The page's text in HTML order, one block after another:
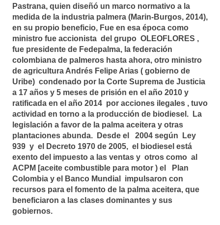
Pastrana, quien diseñó un marco normativo a la
medida de la industria palmera (Marin-Burgos, 2014),
en su propio beneficio, Fue en esa época como
ministro fue accionista del grupo OLEOFLORES ,
fue presidente de Fedepalma, la federación
colombiana de palmeros hasta ahora, otro ministro
de agricultura Andrés Felipe Arias ( gobierno de
Uribe) condenado por la Corte Suprema de Justicia
a 17 años y 5 meses de prisión en el año 2010 y
ratificada en el año 2014 por acciones ilegales , tuvo
actividad en torno a la producción de biodiesel. La
legislación a favor de la palma aceitera y otras
plantaciones abunda. Desde el 2004 según Ley
939 y el Decreto 1970 de 2005, el biodiesel está
exento del impuesto a las ventas y otros como al
ACPM [aceite combustible para motor ) el Plan
Colombia y el Banco Mundial impulsaron con
recursos para el fomento de la palma aceitera, que
beneficiaron a las clases dominantes y sus
gobiernos.